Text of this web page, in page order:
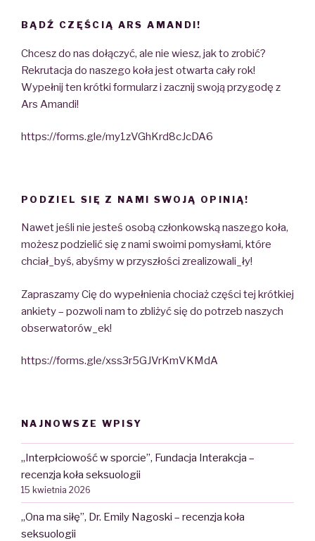
BĄDŹ CZĘŚCIĄ ARS AMANDI!
Chcesz do nas dołączyć, ale nie wiesz, jak to zrobić?
Rekrutacja do naszego koła jest otwarta cały rok!
Wypełnij ten krótki formularz i zacznij swoją przygodę z
Ars Amandi!
https://forms.gle/my1zVGhKrd8cJcDA6
PODZIEL SIĘ Z NAMI SWOJĄ OPINIĄ!
Nawet jeśli nie jesteś osobą członkowską naszego koła,
możesz podzielić się z nami swoimi pomysłami, które
chciał_byś, abyśmy w przyszłości zrealizowali_ły!
Zapraszamy Cię do wypełnienia chociaż części tej krótkiej
ankiety – pozwoli nam to zbliżyć się do potrzeb naszych
obserwatorów_ek!
https://forms.gle/xss3r5GJVrKmVKMdA
NAJNOWSZE WPISY
„Interpłciowość w sporcie”, Fundacja Interakcja –
recenzja koła seksuologii
15 kwietnia 2026
„Ona ma siłę”, Dr. Emily Nagoski – recenzja koła
seksuologii